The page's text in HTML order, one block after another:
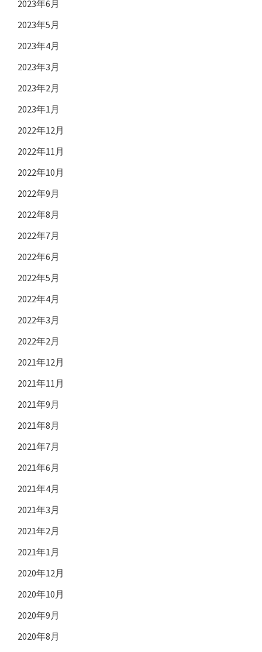
2023年6月
2023年5月
2023年4月
2023年3月
2023年2月
2023年1月
2022年12月
2022年11月
2022年10月
2022年9月
2022年8月
2022年7月
2022年6月
2022年5月
2022年4月
2022年3月
2022年2月
2021年12月
2021年11月
2021年9月
2021年8月
2021年7月
2021年6月
2021年4月
2021年3月
2021年2月
2021年1月
2020年12月
2020年10月
2020年9月
2020年8月